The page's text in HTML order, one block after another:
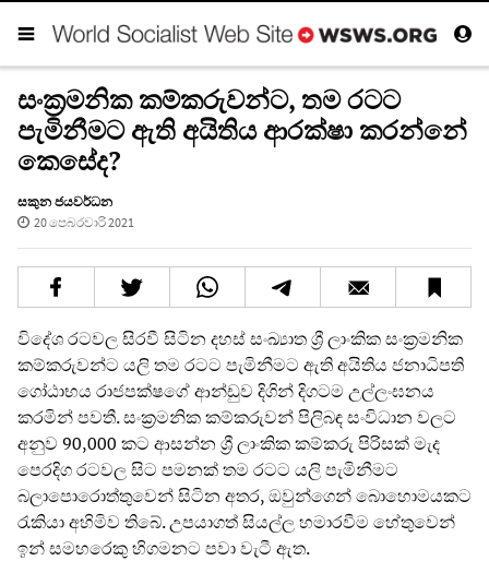
සංක්‍රමනික කම්කරුවන්ට, තම රටට
පැමිනීමට ඇති අයිතිය ආරක්ෂා කරන්නේ
කෙසේද?
සකුන ජයවර්ධන
20 පෙබරවාරි 2021
විදේශ රටවල සිරවී සිටින දහස් සංඛ්‍යාත ශ්‍රී ලාංකික සංක්‍රමනික
කම්කරුවන්ට යලි තම රටට පැමිනීමට ඇති අයිතිය ජනාධිපති
ගෝඨාභය රාජපක්ෂගේ ආන්ඩුව දිගින් දිගටම උල්ලංඝනය
කරමින් පවතී. සංක්‍රමනික කම්කරුවන් පිලිබඳ සංවිධාන වලට
අනුව 90,000 කට ආසන්න ශ්‍රී ලාංකික කම්කරු පිරිසක් මැද
පෙරදිග රටවල සිට පමනක් තම රටට යලි පැමිනීමට
බලාපොරොත්තුවෙන් සිටින අතර, ඔවුන්ගෙන් බොහොමයකට
රැකියා අහිමිව තිබේ. උපයාගත් සියල්ල හමාරවීම හේතුවෙන්
ඉන් සමහරෙකු හිගමනට පවා වැටී ඇත.